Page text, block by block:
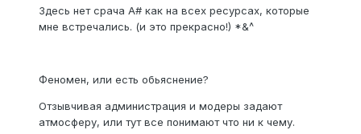
Здесь нет срача A# как на всех ресурсах, которые
мне встречались. (и это прекрасно!) *&^
Феномен, или есть обьяснение?
Отзывчивая администрация и модеры задают
атмосферу, или тут все понимают что ни к чему.